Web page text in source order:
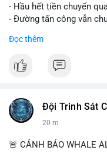
- Hầu hết tiền chuyển
- Đường tấn công vẫn
#binancesquare
$trx $eth
📰 Nguồn: CoinDesk
Đọc thêm
Đội Trinh Sát
20 m
🚨 CẢNH BÁO WHALE